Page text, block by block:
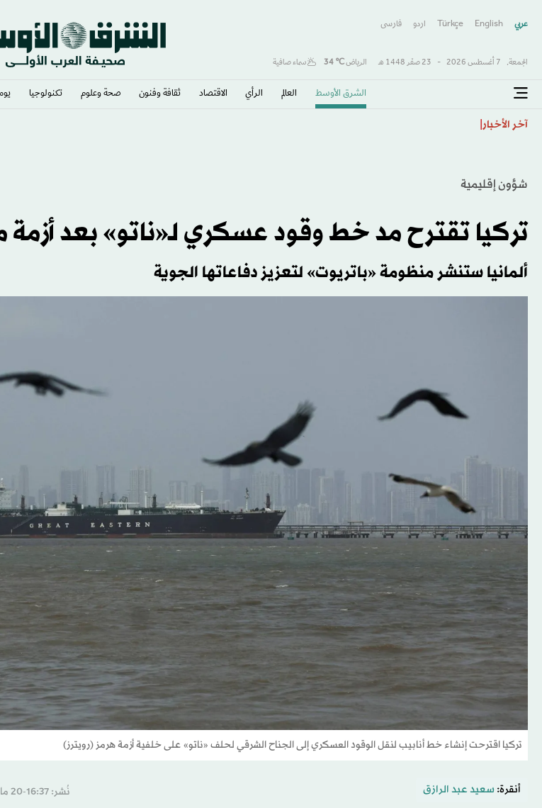
عربي English
Türkçe اردو فارسى
الجمعة, 7 أغسطس 2026 - 23 صفَر 1448 هـ الرياض℃
34 سماء صافية
الشرق الأوسط​ العالم الرأي الاقتصاد ثقافة وفنون صحة وعلوم تكنولوجيا
آخر الأخبار
شؤون إقليمية
تركيا تقترح مد خط وقود عسكري لـ«ناتو» بعد
ألمانيا ستنشر منظومة «باتريوت» لتعزيز دفاعاتها الجوية
تركيا اقترحت إنشاء خط أنابيب لنقل الوقود العسكري إلى الجناح الشرقي لحلف «ناتو» على خلفية أزمة هرمز (رويترز)
أنقرة: سعيد عبد الرازق نُشر: 16:37-20 مايو 2026 م ـ 04 ذو الحِجّة 1447 هـ